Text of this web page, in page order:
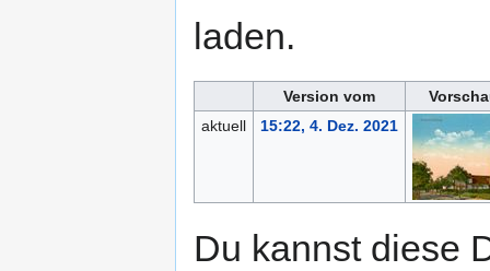
laden.
Version vom
aktuell
15:22, 4. Dez. 2021
Du kannst diese